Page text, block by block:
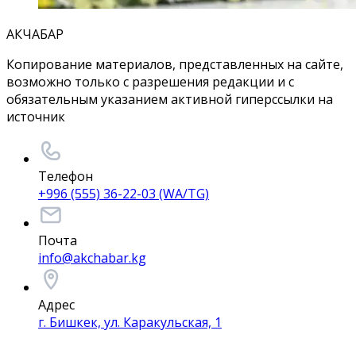
АКЧАБАР
Копирование материалов, представленных на сайте,
возможно только с разрешения редакции и с
обязательным указанием активной гиперссылки на
источник
Телефон
+996 (555) 36-22-03 (WA/TG)
Почта
info@akchabar.kg
Адрес
г. Бишкек, ул. Каракульская, 1